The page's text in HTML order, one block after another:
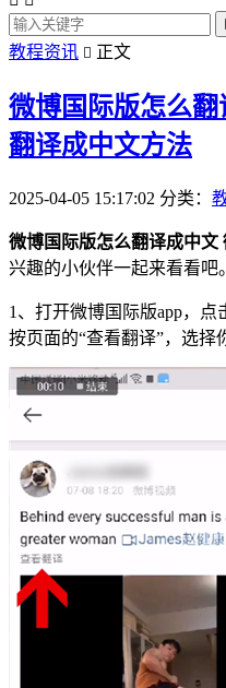
教程资讯  正文
微博国际版怎么
翻译成中文方法
2025-04-05 15:17:02 分类：
微博国际版怎么翻译成中文
兴趣的小伙伴一起来看看吧。
1、打开微博国际版app， 点
按页面的“查看翻译”，选择